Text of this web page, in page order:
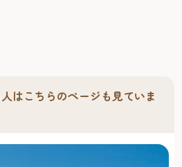
はこちらのページも見ていま